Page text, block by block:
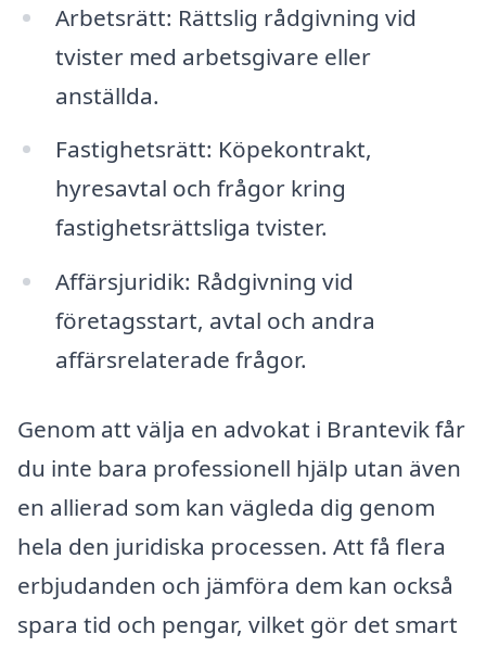
Arbetsrätt: Rättslig rådgivning vid
tvister med arbetsgivare eller
anställda.
Fastighetsrätt: Köpekontrakt,
hyresavtal och frågor kring
fastighetsrättsliga tvister.
Affärsjuridik: Rådgivning vid
företagsstart, avtal och andra
affärsrelaterade frågor.
Genom att välja en advokat i Brantevik får
du inte bara professionell hjälp utan även
en allierad som kan vägleda dig genom
hela den juridiska processen. Att få flera
erbjudanden och jämföra dem kan också
spara tid och pengar, vilket gör det smart